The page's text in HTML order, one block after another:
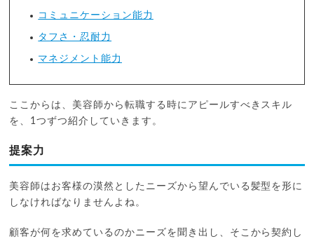
コミュニケーション能力
タフさ・忍耐力
マネジメント能力
ここからは、美容師から転職する時にアピールすべきスキル
を、1つずつ紹介していきます。
提案力
美容師はお客様の漠然としたニーズから望んでいる髪型を形に
しなければなりませんよね。
顧客が何を求めているのかニーズを聞き出し、そこから契約し